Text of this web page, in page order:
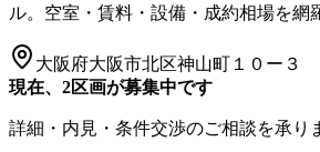
ル。空室・賃料・設備・成約相場を網
大阪府大阪市北区神山町１０ー３
現在、2区画が募集中です
詳細・内見・条件交渉のご相談を承り